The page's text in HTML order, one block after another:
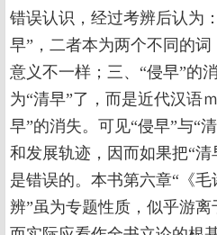
错误认识，经过考辨后认为
早”，二者本为两个不同的词
意义不一样；三、“侵早”的
为“清早”了，而是近代汉语
早”的消失。可见“侵早”与“
和发展轨迹，因而如果把“清
是错误的。本书第六章“《
辨”虽为专题性质，似乎游离